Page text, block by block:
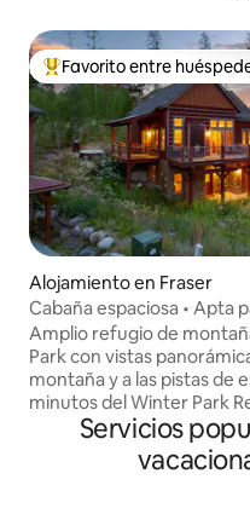
Favorito entre huéspedes
Favorito entre
Alojamiento en Fraser
Cabaña espaciosa • Apta
Jacuzzi • Vistas
Amplio refugio de
Park con vistas
montaña y a las pistas de
minutos del Winter Park
centro de la ciudad y de
minutos de los lagos y a
del Parque Nacional de
Servicios